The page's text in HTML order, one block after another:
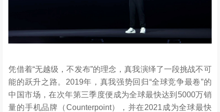
凭借着“无越级，不发布”的理念，真我演绎了一段挑战不可
能的跃升之路。2019年，真我强势回归“全球竞争最卷”的
中国市场，在次年第三季度便成为全球最快达到5000万销
量的手机品牌（Counterpoint），并在2021成为全球最快